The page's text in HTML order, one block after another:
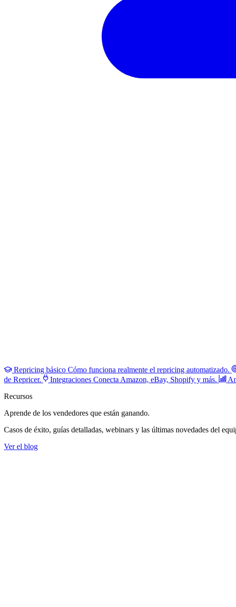
Repricing básico Cómo funciona realmente el repricing automatizado.
de Repricer.
Integraciones Conecta Amazon, eBay, Shopify y más.
Recursos
Aprende de los vendedores que están ganando.
Casos de éxito, guías detalladas, webinars y las últimas novedades del
Ver el blog